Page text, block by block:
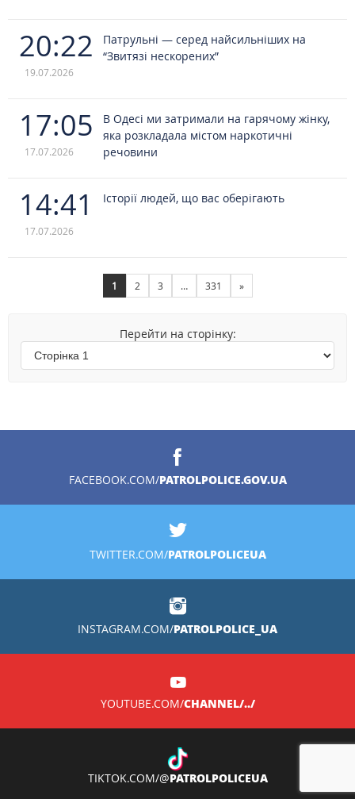
20:22
19.07.2026
Патрульні — серед найсильніших на
“Звитязі нескорених”
17:05
17.07.2026
В Одесі ми затримали на гарячому жінку,
яка розкладала містом наркотичні
речовини
14:41
17.07.2026
Історії людей, що вас оберігають
1 2 3 … 331 »
Перейти на сторінку:
FACEBOOK.COM/PATROLPOLICE.GOV.UA
TWITTER.COM/PATROLPOLICEUA
INSTAGRAM.COM/PATROLPOLICE_UA
YOUTUBE.COM/CHANNEL/../
TIKTOK.COM/@PATROLPOLICEUA